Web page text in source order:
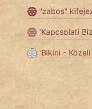
ÉLETMÓD
MAGYARSÁG
És
TÖRTÉNELEM
"zabos"
'Kapcsolati
'Bikini -